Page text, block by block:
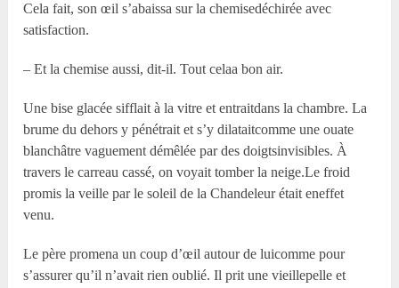
Cela fait, son œil s’abaissa sur la chemisedéchirée avec
satisfaction.
– Et la chemise aussi, dit-il. Tout celaa bon air.
Une bise glacée sifflait à la vitre et entraitdans la chambre. La
brume du dehors y pénétrait et s’y dilataitcomme une ouate
blanchâtre vaguement démêlée par des doigtsinvisibles. À
travers le carreau cassé, on voyait tomber la neige.Le froid
promis la veille par le soleil de la Chandeleur était eneffet
venu.
Le père promena un coup d’œil autour de luicomme pour
s’assurer qu’il n’avait rien oublié. Il prit une vieillepelle et